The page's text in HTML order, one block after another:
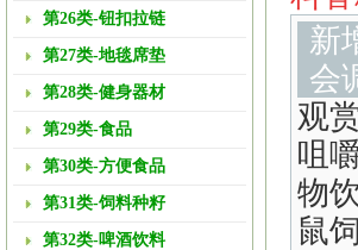
第26类-钮扣拉链
第27类-地毯席垫
第28类-健身器材
第29类-食品
第30类-方便食品
第31类-饲料种籽
第32类-啤酒饮料
新
会
观
咀
物
鼠